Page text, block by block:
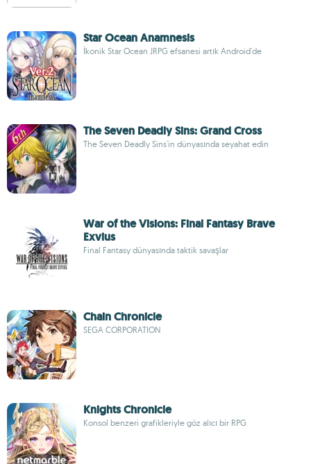
Star Ocean Anamnesis
İkonik Star Ocean JRPG efsanesi artık Android'de
The Seven Deadly Sins: Grand Cross
The Seven Deadly Sins'in dünyasında seyahat edin
War of the Visions: Final Fantasy Brave
Exvius
Final Fantasy dünyasında taktik savaşlar
Chain Chronicle
SEGA CORPORATION
Knights Chronicle
Konsol benzeri grafikleriyle göz alıcı bir RPG